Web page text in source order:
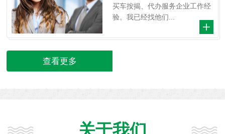
买车按揭、代办服务企业工作经
验。我已经找他们...
查看更多
关于我们